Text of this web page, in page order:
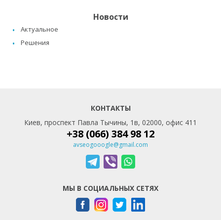
Новости
Актуальное
Решения
КОНТАКТЫ
Киев, проспект Павла Тычины, 1в, 02000, офис 411
+38 (066) 384 98 12
avseogooogle@gmail.com
МЫ В СОЦИАЛЬНЫХ СЕТЯХ